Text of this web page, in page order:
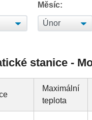
Měsíc:
stanice -
Maximální
teplota